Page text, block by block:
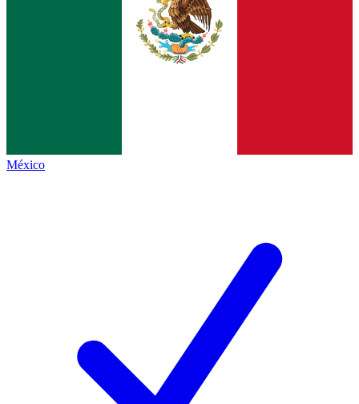
México